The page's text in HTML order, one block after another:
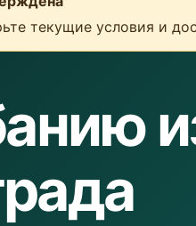
текущие условия и